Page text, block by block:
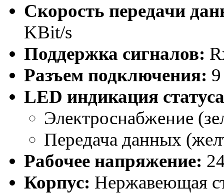
Скорость передачи
KBit/s
Поддержка сигналов:
Разъем подключения:
LED индикация
Электроснабжение
Передача данных
Рабочее напряжение:
Корпус: Нержавеющая